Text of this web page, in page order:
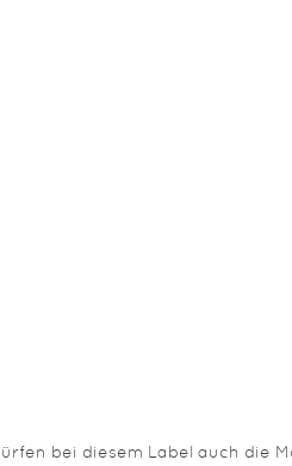
bei diesem Label auch die